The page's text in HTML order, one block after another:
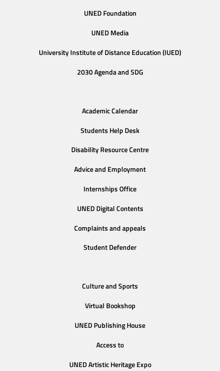
UNED Foundation
UNED Media
University Institute of Distance Education (IUED)
2030 Agenda and SDG
Academic Calendar
Students Help Desk
Disability Resource Centre
Advice and Employment
Internships Office
UNED Digital Contents
Complaints and appeals
Student Defender
Culture and Sports
Virtual Bookshop
UNED Publishing House
Access to
UNED Artistic Heritage Expo